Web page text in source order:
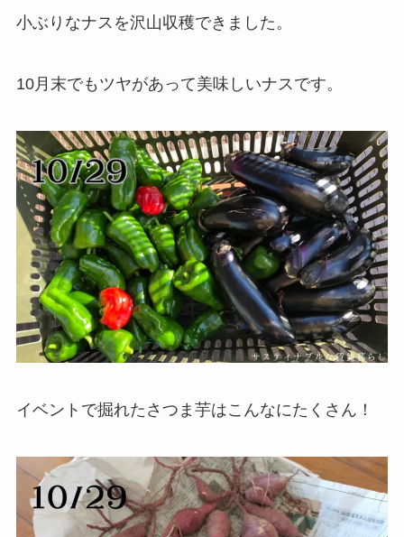
小ぶりなナスを沢山収穫できました。
10月末でもツヤがあって美味しいナスです。
イベントで掘れたさつま芋はこんなにたくさん！